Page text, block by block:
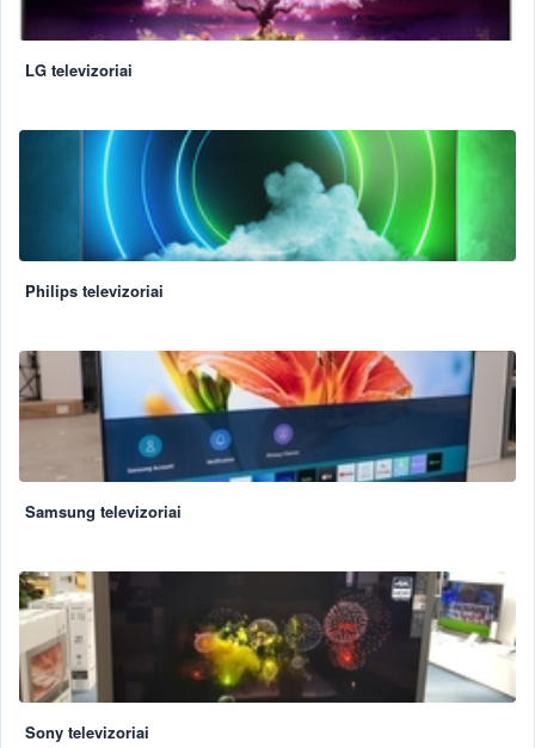
LG televizoriai
Philips televizoriai
Samsung televizoriai
Sony televizoriai